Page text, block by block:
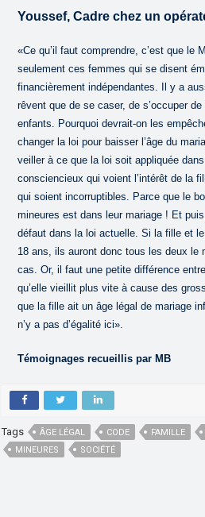
Youssef, Cadre chez un
«Ce qu’il faut comprendre, c’est que le
seulement ces femmes qui se disent
financièrement indépendantes. Il y a
rêvent que de se caser, de s’occuper
enfants. Pourquoi devrait-on les
changer la loi pour baisser l’âge du
veiller à ce que la loi soit appliquée
consciencieux qui voient l’intérêt de la
qui soient incorruptibles. Parce que le
mineures est dans leur mariage ! Et
défaut dans la loi actuelle. Si la fille et
18 ans, ils auront donc tous les deux le
cas. Or, il faut une petite différence
qu’elle vieillit plus vite à cause des
que la fille ait un âge légal de mariage
n’y a pas d’égalité ici».
Témoignages recueillis par MB
Tags ÂGE LÉGAL CODE FAMILLE
MINEURES
SOCIÉTÉ